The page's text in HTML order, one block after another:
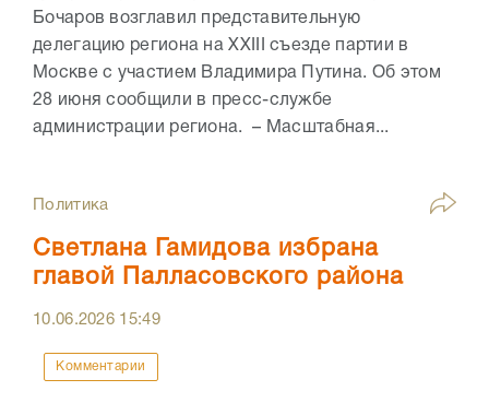
Бочаров возглавил представительную
делегацию региона на XXIII съезде партии в
Москве с участием Владимира Путина. Об этом
28 июня сообщили в пресс-службе
администрации региона. – Масштабная...
Политика
Светлана Гамидова избрана
главой Палласовского района
10.06.2026 15:49
Комментарии